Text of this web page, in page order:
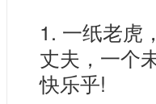
1. 一纸老虎
丈夫，一个
快乐乎!